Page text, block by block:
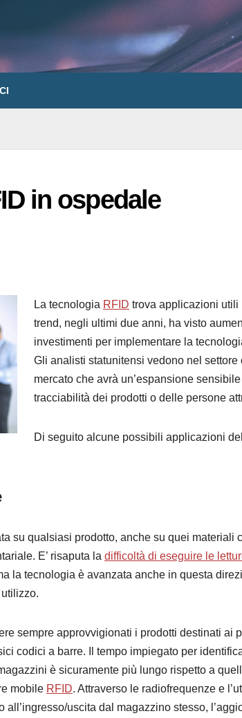
in ospedale
La tecnologia RFID trova applicazioni utili
trend, negli ultimi due anni, ha visto
investimenti per implementare la
Gli analisti statunitensi vedono nel
mercato che avrà un’espansione
tracciabilità dei prodotti o delle persone
Di seguito alcune possibili applicazioni
su qualsiasi prodotto, anche su quei materiali
E’ risaputa la difficoltà di eseguire le
la tecnologia è avanzata anche in questa
sempre approvvigionati i prodotti destinati ai
codici a barre. Il tempo impiegato per
è sicuramente più lungo rispetto a
mobile RFID. Attraverso le radiofrequenze e
uscita dal magazzino stesso,